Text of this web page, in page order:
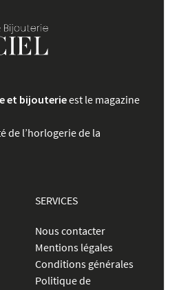
et bijouterieest le magazine
de l’horlogerie de la
SERVICES
Nous contacter
Mentions légales
Conditions générales
Politique de